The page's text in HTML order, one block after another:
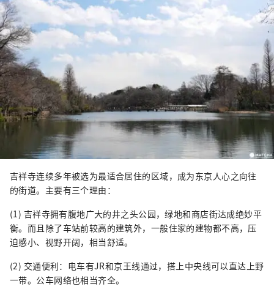
吉祥寺连续多年被选为最适合居住的区域，成为东京人心之向往
的街道。主要有三个理由：
(1) 吉祥寺拥有腹地广大的井之头公园，绿地和商店街达成绝妙平
衡。而且除了车站前较高的建筑外，一般住家的建物都不高，压
迫感小、视野开阔，相当舒适。
(2) 交通便利：电车有JR和京王线通过，搭上中央线可以直达上野
一带。公车网络也相当齐全。